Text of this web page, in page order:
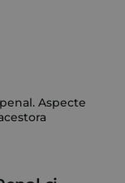
Aspecte